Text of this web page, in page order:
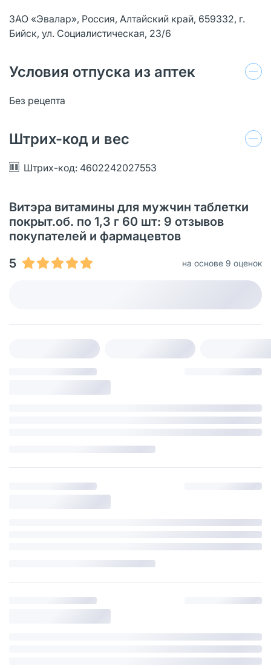
ЗАО «Эвалар», Россия, Алтайский край, 659332, г.
Бийск, ул. Социалистическая, 23/6
Условия отпуска из аптек
Без рецепта
Штрих-код и вес
Штрих-код: 4602242027553
Витэра витамины для мужчин таблетки
покрыт.об. по 1,3 г 60 шт: 9 отзывов
покупателей и фармацевтов
5
на основе 9 оценок